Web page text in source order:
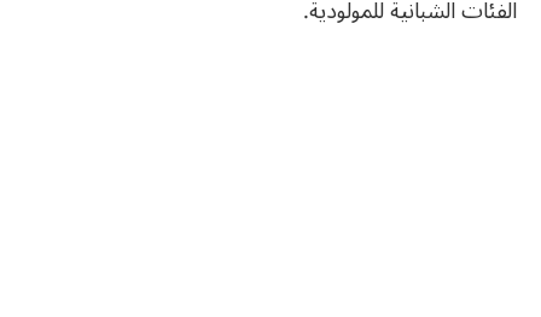
الفئات الشبانية للمولودية.